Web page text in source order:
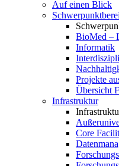
Auf einen Blick
BioMed –
Informatik
Projekte
Übersicht
Infrastruktur
Core